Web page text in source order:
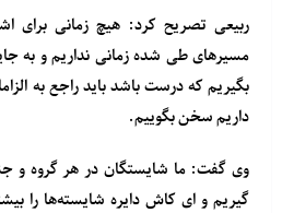
ربیعی تصریح کرد: هیچ زمانی برای
مسیرهای طی شده زمانی نداریم و به
بگیریم که درست باشد باید راجع به
داریم سخن بگوییم.
وی گفت: ما شایستگان در هر گروه و
گیریم و ای کاش دایره شایسته‌ها را